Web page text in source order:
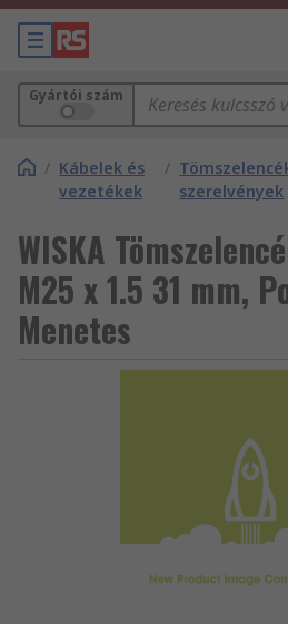
Gyártói szám
/ Kábelek és
vezetékek
/
szerelvények
WISKA
M25 x 1.5 31 mm,
Menetes